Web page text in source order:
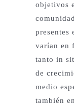
objetivos
presentes
varían en
tanto in
de
medio
también